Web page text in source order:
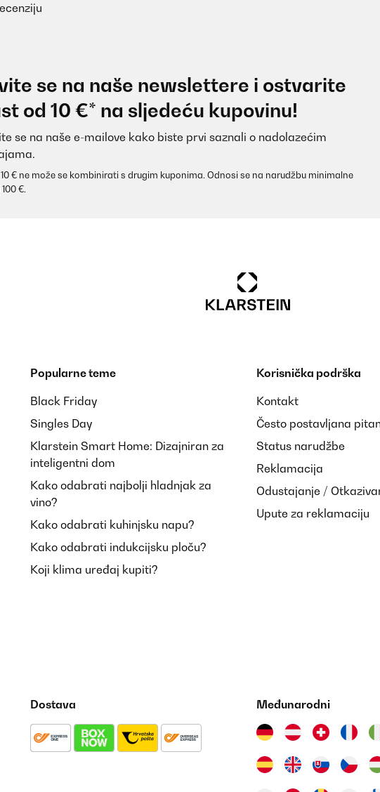
se na naše newslettere i ostvarite
od 10 €* na sljedeću kupovinu!
se na naše e-mailove kako biste prvi saznali o nadolazećim
€ ne može se kombinirati s drugim kuponima. Odnosi se na narudžbu minimalne
€.
Popularne teme
Black Friday
Singles Day
Klarstein Smart Home: Dizajniran za
inteligentni dom
Kako odabrati najbolji hladnjak za
vino?
Kako odabrati kuhinjsku napu?
Kako odabrati indukcijsku ploču?
Koji klima uređaj kupiti?
Korisnička podrška
Kontakt
Često postavljana
Status narudžbe
Reklamacija
Odustajanje /
Upute za reklamaciju
Dostava Međunarodni